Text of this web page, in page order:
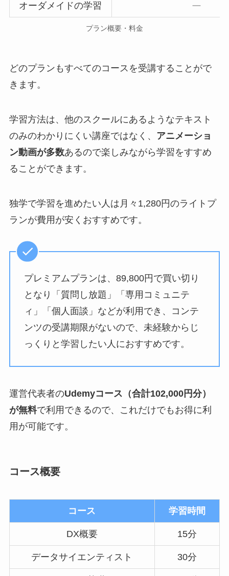
オーダメイドの学習
プラン概要・料金
どのプランもすべてのコースを受講することがで
きます。
学習方法は、他のスクールにあるようなテキスト
のみのわかりにくい講座ではなく、 アニメーショ
ン動画が多数あるので楽しみながら学習をすすめ
ることができます。
独学で学習を進めたい人は月々1,280円のライトプ
ランが費用が安くおすすめです。
プレミアムプランは、89,800円で買い切り
となり「質問し放題」「専用コミュニテ
ィ」「個人面談」などが利用でき、コンテ
ンツの受講期限がないので、未経験からじ
っくりと学習したい人におすすめです。
運営代表者のUdemyコース（合計102,000円分）
が無料で利用できるので、これだけでもお得に利
用が可能です。
コース概要
コース 学習時間
DX概要 15分
データサイエンティスト 30分